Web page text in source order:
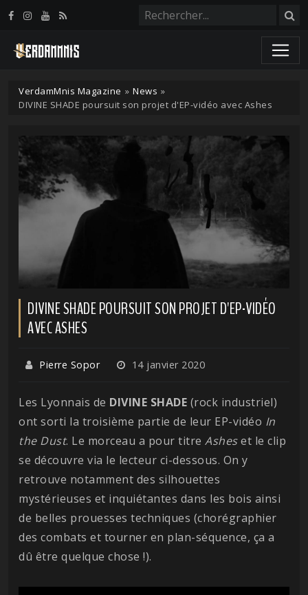
VerdamMnis Magazine » News »
DIVINE SHADE poursuit son projet d'EP-vidéo avec Ashes
DIVINE SHADE POURSUIT SON PROJET D'EP-VIDÉO
AVEC ASHES
Pierre Sopor 14 janvier 2020
Les Lyonnais de DIVINE SHADE (rock industriel)
ont sorti la troisième partie de leur EP-vidéo In
the Dust. Le morceau a pour titre Asheset le clip
se découvre via le lecteur ci-dessous. On y
retrouve notamment des silhouettes
mystérieuses et inquiétantes dans les bois ainsi
de belles prouesses techniques (chorégraphier
des combats et tourner en plan-séquence, ça a
dû être quelque chose !).
Panneau de gestion des cookies